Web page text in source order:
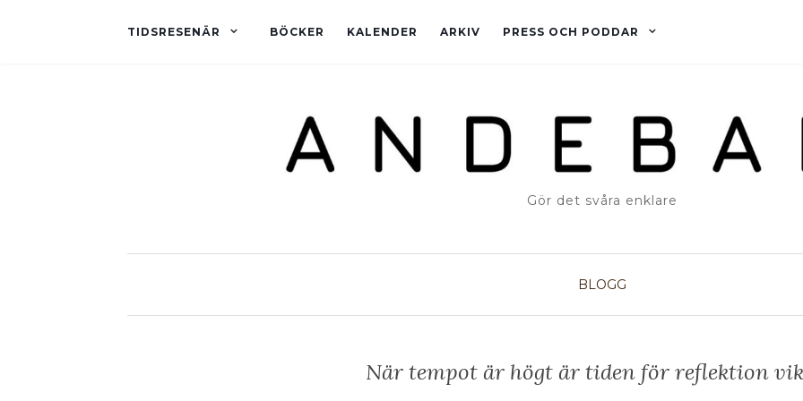
TIDSRESENÄR BÖCKER KALENDER ARKIV PRESS OCH PODDAR
Gör det svåra enklare
BLOGG
När tempot är högt är tiden för reflektion